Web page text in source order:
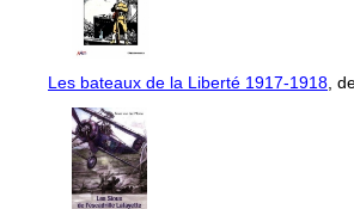
Les bateaux de la Liberté 1917-1918 ,